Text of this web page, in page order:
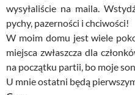
wysyłaliście na maila.
pychy, pazerności i chciwości!
W moim domu jest wiele
miejsca zwłaszcza dla
na początku partii, bo moje
U mnie ostatni będą